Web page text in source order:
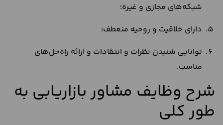
شبکه‌های مجازی و غیره؛
دارای خلاقیت و روحیه منعطف؛
توانایی شنیدن نظرات و انتقادات و ارائه راه‌حل‌های
مناسب.
شرح وظایف مشاور بازاریابی به
طور کلی